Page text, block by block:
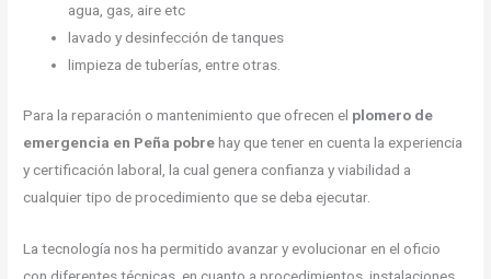
agua, gas, aire etc
lavado y desinfección de tanques
limpieza de tuberías, entre otras.
Para la reparación o mantenimiento que ofrecen el plomero de
emergencia en Peña pobrehay que tener en cuenta la experiencia
y certificación laboral, la cual genera confianza y viabilidad a
cualquier tipo de procedimiento que se deba ejecutar.
La tecnología nos ha permitido avanzar y evolucionar en el oficio
con diferentes técnicas, en cuanto a procedimientos, instalaciones,